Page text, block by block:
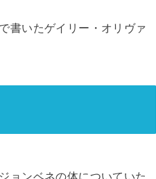
書いたゲイリー・オリヴァ
ョンベネの体についていた